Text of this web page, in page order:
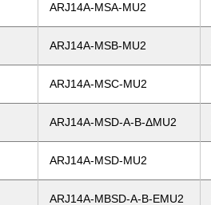
ARJ14A-MSA-MU2
ARJ14A-MSB-MU2
ARJ14A-MSC-MU2
ARJ14A-MSD-A-B-ΔMU2
ARJ14A-MSD-MU2
ARJ14A-MBSD-A-B-EMU2